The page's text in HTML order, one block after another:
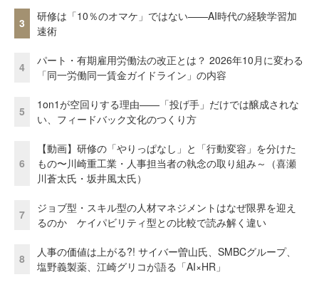
3
研修は「10％のオマケ」ではない——AI時代の経験学習加
速術
4
パート・有期雇用労働法の改正とは？ 2026年10月に変わる
「同一労働同一賃金ガイドライン」の内容
5
1on1が空回りする理由——「投げ手」だけでは醸成されな
い、フィードバック文化のつくり方
6
【動画】研修の「やりっぱなし」と「行動変容」を分けた
もの〜川崎重工業・人事担当者の執念の取り組み～（喜瀬
川蒼太氏・坂井風太氏）
7
ジョブ型・スキル型の人材マネジメントはなぜ限界を迎え
るのか ケイパビリティ型との比較で読み解く違い
8
人事の価値は上がる?! サイバー曽山氏、SMBCグループ、
塩野義製薬、江崎グリコが語る「AI×HR」